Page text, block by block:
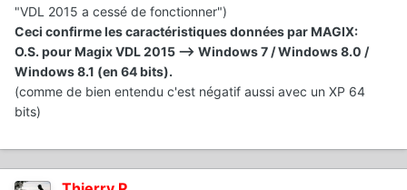
"VDL 2015 a cessé de fonctionner")
Ceci confirme les caractéristiques données par MAGIX:
O.S. pour Magix VDL 2015 --> Windows 7 / Windows 8.0 /
Windows 8.1 (en 64 bits).
(comme de bien entendu c'est négatif aussi avec un XP 64
bits)